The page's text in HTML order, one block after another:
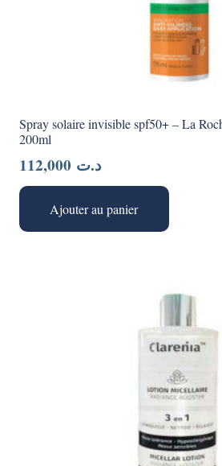
Spray solaire invisible spf50+ – La
200ml
د.ت
Ajouter au panier